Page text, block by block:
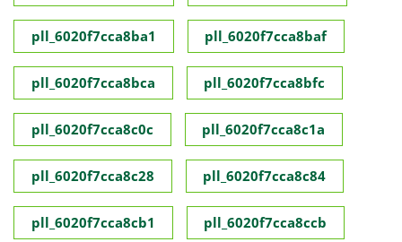
pll_6020f7cca8ba1 pll_6020f7cca8baf
pll_6020f7cca8bca pll_6020f7cca8bfc
pll_6020f7cca8c0c pll_6020f7cca8c1a
pll_6020f7cca8c28 pll_6020f7cca8c84
pll_6020f7cca8cb1 pll_6020f7cca8ccb